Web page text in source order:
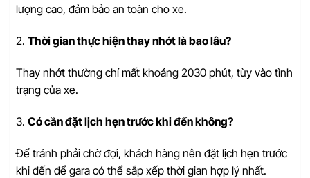
lượng cao, đảm bảo an toàn cho xe.
2. Thời gian thực hiện thay nhớt là bao lâu?
Thay nhớt thường chỉ mất khoảng 2030 phút, tùy vào tình
trạng của xe.
3. Có cần đặt lịch hẹn trước khi đến không?
Để tránh phải chờ đợi, khách hàng nên đặt lịch hẹn trước
khi đến để gara có thể sắp xếp thời gian hợp lý nhất.